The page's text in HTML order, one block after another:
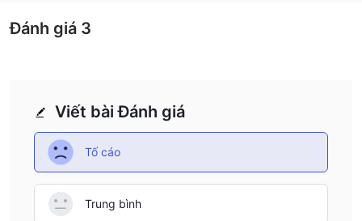
Viết bài Đánh giá
Tố cáo
Trung bình
Đánh giá 3